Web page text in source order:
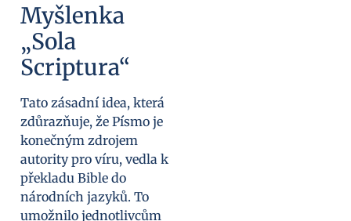
Myšlenka
„Sola
Scriptura“
Tato zásadní idea, která
zdůrazňuje, že Písmo je
konečným zdrojem
autority pro víru, vedla k
překladu Bible do
národních jazyků. To
umožnilo jednotlivcům